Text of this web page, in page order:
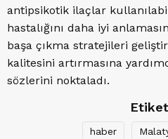
antipsikotik ilaçlar
hastalığını daha iyi
başa çıkma stratejileri
kalitesini artırmasına
sözlerini noktaladı.
haber